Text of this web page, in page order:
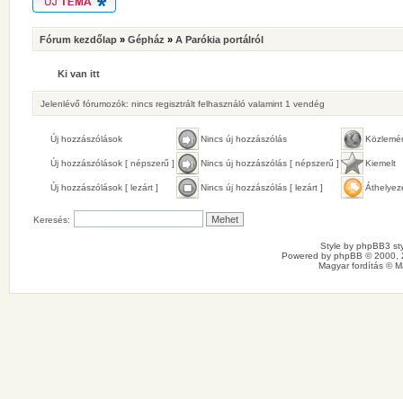
Fórum kezdőlap » Gépház » A Parókia portálról
Ki van itt
Jelenlévő fórumozók: nincs regisztrált felhasználó valamint 1 vendég
Új hozzászólások Nincs új hozzászólás
Új hozzászólások [ népszerű ] Nincs új hozzászólás [ népszerű ] Kiemelt
Új hozzászólások [ lezárt ] Nincs új hozzászólás [ lezárt ]
Keresés:
Style by phpBB3
Powered by phpBB © 2000,
Magyar fordítás ©